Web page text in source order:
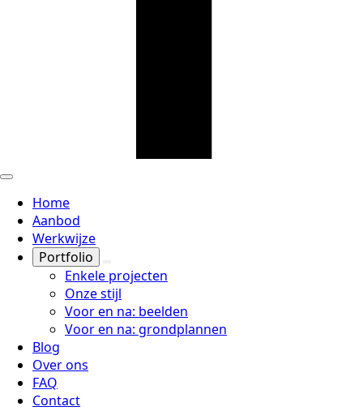
Home
Aanbod
Werkwijze
Portfolio
Enkele projecten
Onze stijl
Voor en na: beelden
Voor en na: grondplannen
Blog
Over ons
FAQ
Contact